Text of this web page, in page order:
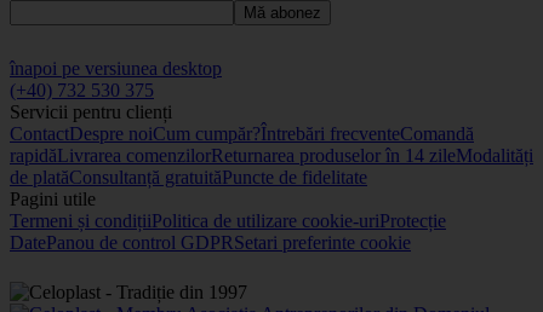
Mă abonez
înapoi pe versiunea desktop
(+40) 732 530 375
Servicii pentru clienți
ContactDespre noiCum cumpăr?Întrebări frecventeComandă
rapidăLivrarea comenzilorReturnarea produselor în 14 zileModalități
de platăConsultanță gratuităPuncte de fidelitate
Pagini utile
Termeni și condițiiPolitica de utilizare cookie-uriProtecție
DatePanou de control GDPRSetari preferinte cookie